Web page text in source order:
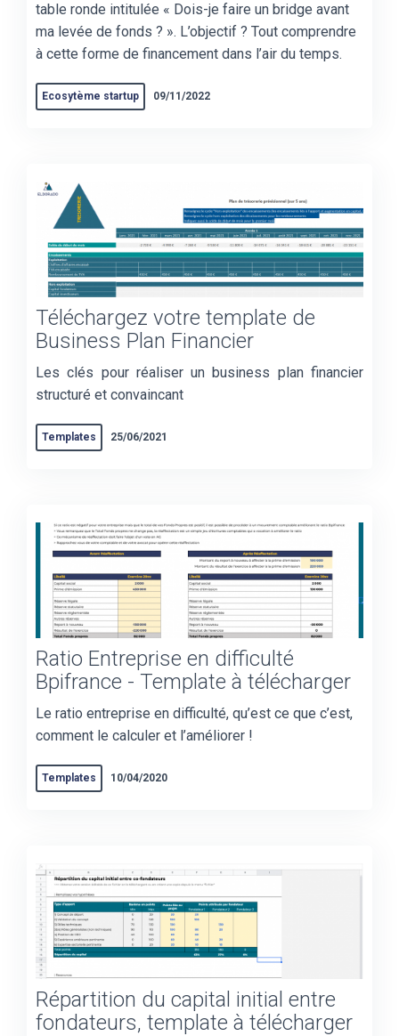
table ronde intitulée « Dois-je faire un bridge avant
ma levée de fonds ? ». L’objectif ? Tout comprendre
à cette forme de financement dans l’air du temps.
Ecosytème startup 09/11/2022
Téléchargez votre template de
Business Plan Financier
Les clés pour réaliser un business plan financier
structuré et convaincant
Templates 25/06/2021
Ratio Entreprise en difficulté
Bpifrance - Template à télécharger
Le ratio entreprise en difficulté, qu’est ce que c’est,
comment le calculer et l’améliorer !
Templates 10/04/2020
Répartition du capital initial entre
fondateurs, template à télécharger